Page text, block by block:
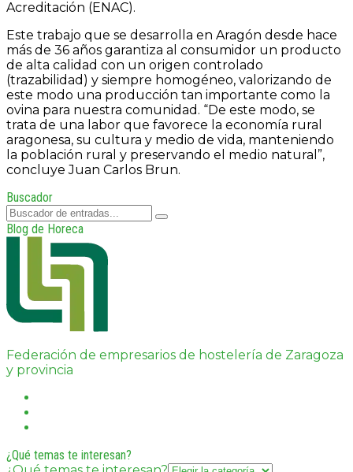
Acreditación (ENAC).
Este trabajo que se desarrolla en Aragón desde hace
más de 36 años garantiza al consumidor un producto
de alta calidad con un origen controlado
(trazabilidad) y siempre homogéneo, valorizando de
este modo una producción tan importante como la
ovina para nuestra comunidad. “De este modo, se
trata de una labor que favorece la economía rural
aragonesa, su cultura y medio de vida, manteniendo
la población rural y preservando el medio natural”,
concluye Juan Carlos Brun.
Buscador
Blog de Horeca
Federación de empresarios de hostelería de Zaragoza
y provincia
¿Qué temas te interesan?